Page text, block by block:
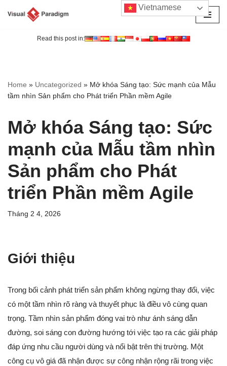
Read this post in:
Home » Uncategorized » Mở khóa Sáng tạo: Sức mạnh của Mẫu
tầm nhìn Sản phẩm cho Phát triển Phần mềm Agile
Mở khóa Sáng tạo: Sức
mạnh của Mẫu tầm nhìn
Sản phẩm cho Phát
triển Phần mềm Agile
Tháng 2 4, 2026
Giới thiệu
Trong bối cảnh phát triển sản phẩm không ngừng thay đổi, việc
có một tầm nhìn rõ ràng và thuyết phục là điều vô cùng quan
trọng. Tầm nhìn sản phẩm đóng vai trò như ánh sáng dẫn
đường, soi sáng con đường hướng tới việc tạo ra các giải pháp
đáp ứng nhu cầu người dùng và nổi bật trên thị trường. Một
công cụ vô giá đã nhận được sự công nhận rộng rãi trong việc
Vietnamese